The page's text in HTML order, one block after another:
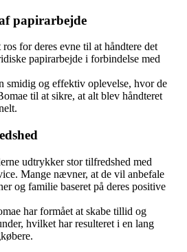
papirarbejde
for deres evne til at håndtere det
papirarbejde i forbindelse med
smidig og effektiv oplevelse, hvor de
til at sikre, at alt blev håndteret
udtrykker stor tilfredshed med
Mange nævner, at de vil anbefale
og familie baseret på deres positive
har formået at skabe tillid og
hvilket har resulteret i en lang